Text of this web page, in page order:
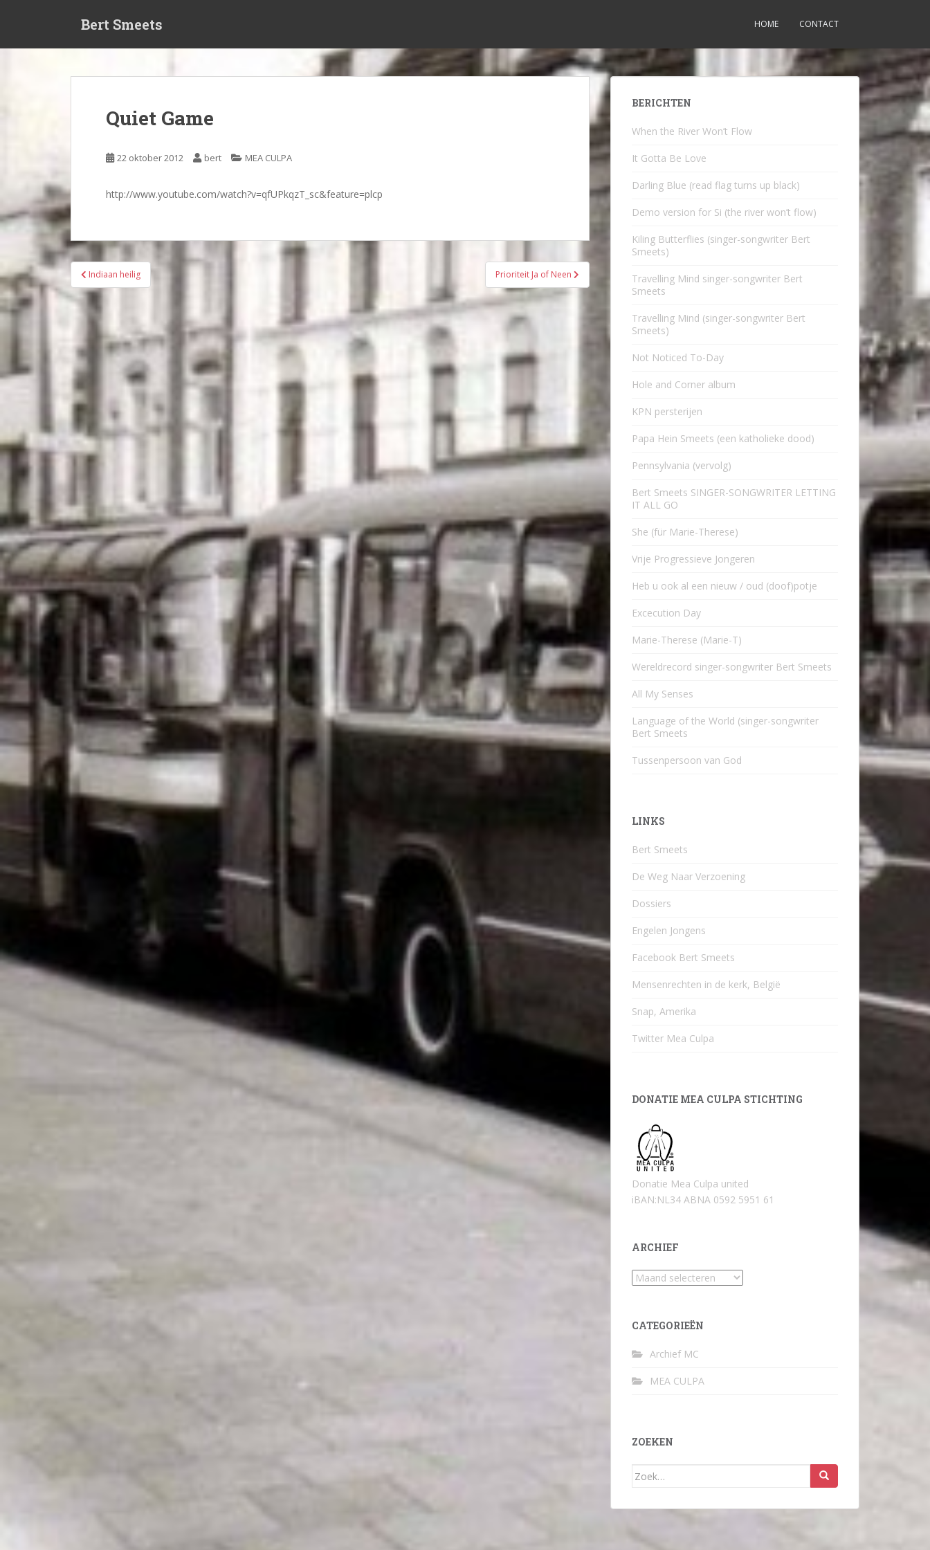
t
e
Bert Smeets HOME CONTACT
Quiet Game
22 oktober 2012 bert MEA CULPA
http://www.youtube.com/watch?v=qfUPkqzT_sc&feature=plcp
Bericht
navigatie
Indiaan heilig Prioriteit Ja of Neen
BERICHTEN
When the River Won’t Flow
It Gotta Be Love
Darling Blue (read flag turns up black)
Demo version for Si (the river won’t flow)
Kiling Butterflies (singer-songwriter Bert
Smeets)
Travelling Mind singer-songwriter Bert
Smeets
Travelling Mind (singer-songwriter Bert
Smeets)
Not Noticed To-Day
Hole and Corner album
KPN persterijen
Papa Hein Smeets (een katholieke dood)
Pennsylvania (vervolg)
Bert Smeets SINGER-SONGWRITER LETTING
IT ALL GO
She (für Marie-Therese)
Vrije Progressieve Jongeren
Heb u ook al een nieuw / oud (doof)potje
Excecution Day
Marie-Therese (Marie-T)
Wereldrecord singer-songwriter Bert Smeets
All My Senses
Language of the World (singer-songwriter
Bert Smeets
Tussenpersoon van God
LINKS
Bert Smeets
De Weg Naar Verzoening
Dossiers
Engelen Jongens
Facebook Bert Smeets
Mensenrechten in de kerk, België
Snap, Amerika
Twitter Mea Culpa
DONATIE MEA CULPA STICHTING
Donatie Mea Culpa united
iBAN:NL34 ABNA 0592 5951 61
ARCHIEF
Archief
CATEGORIEËN
Archief MC
MEA CULPA
ZOEKEN
Zoek